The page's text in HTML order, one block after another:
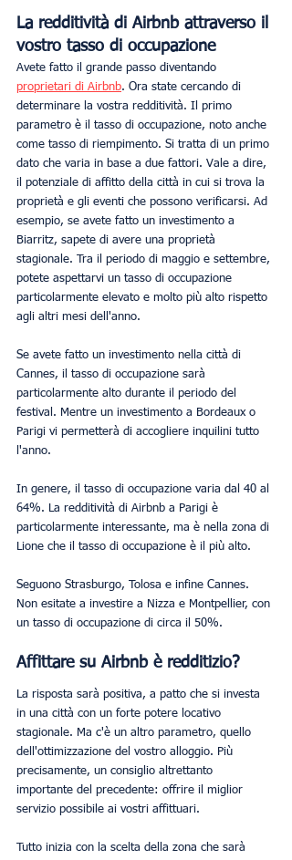
La redditività di Airbnb attraverso il
vostro tasso di occupazione
Avete fatto il grande passo diventando
proprietari di Airbnb. Ora state cercando di
determinare la vostra redditività. Il primo
parametro è il tasso di occupazione, noto anche
come tasso di riempimento. Si tratta di un primo
dato che varia in base a due fattori. Vale a dire,
il potenziale di affitto della città in cui si trova la
proprietà e gli eventi che possono verificarsi. Ad
esempio, se avete fatto un investimento a
Biarritz, sapete di avere una proprietà
stagionale. Tra il periodo di maggio e settembre,
potete aspettarvi un tasso di occupazione
particolarmente elevato e molto più alto rispetto
agli altri mesi dell'anno.
Se avete fatto un investimento nella città di
Cannes, il tasso di occupazione sarà
particolarmente alto durante il periodo del
festival. Mentre un investimento a Bordeaux o
Parigi vi permetterà di accogliere inquilini tutto
l'anno.
In genere, il tasso di occupazione varia dal 40 al
64%. La redditività di Airbnb a Parigi è
particolarmente interessante, ma è nella zona di
Lione che il tasso di occupazione è il più alto.
Seguono Strasburgo, Tolosa e infine Cannes.
Non esitate a investire a Nizza e Montpellier, con
un tasso di occupazione di circa il 50%.
Affittare su Airbnb è redditizio?
La risposta sarà positiva, a patto che si investa
in una città con un forte potere locativo
stagionale. Ma c'è un altro parametro, quello
dell'ottimizzazione del vostro alloggio. Più
precisamente, un consiglio altrettanto
importante del precedente: offrire il miglior
servizio possibile ai vostri affittuari.
Tutto inizia con la scelta della zona che sarà